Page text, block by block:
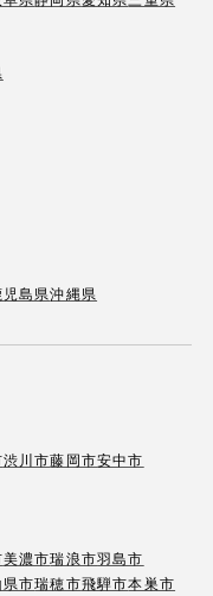
児島県沖縄県
渋川市藤岡市安中市
美濃市瑞浪市羽島市
県市瑞穂市飛騨市本巣市